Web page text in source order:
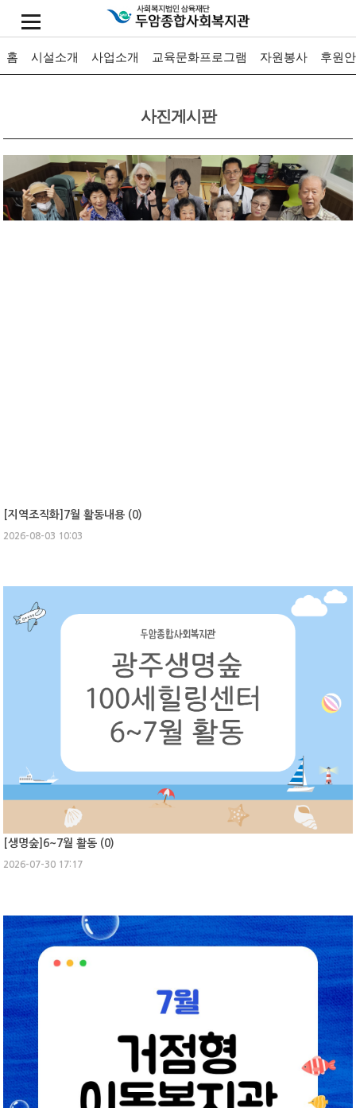
홈 시설소개 사업소개 교육문화프로그램 자원봉사 후원
사진게시판
[지역조직화]7월 활동내용 (0)
2026-08-03 10:03
[생명숲]6~7월 활동 (0)
2026-07-30 17:17